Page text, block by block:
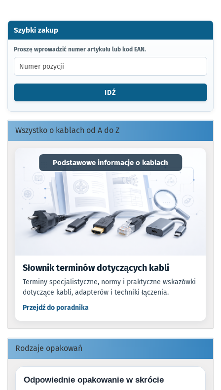
Szybki zakup
PROSZĘ
WPROWADZIĆ
NUMER
ARTYKUŁU
LUB
EAN.
Proszę wprowadzić numer artykułu lub kod EAN.
IDŹ
Wszystko o kablach od A do Z
Podstawowe informacje o kablach
Słownik terminów dotyczących kabli
Terminy specjalistyczne, normy i praktyczne wskazówki
dotyczące kabli, adapterów i techniki łączenia.
Przejdź do poradnika
Rodzaje opakowań
Odpowiednie opakowanie w skrócie